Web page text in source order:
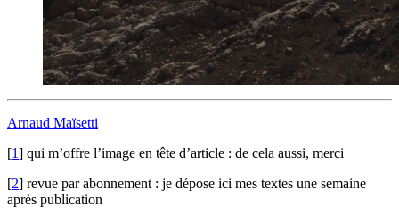
Arnaud Maïsetti
[1] qui m’offre l’image en tête d’article : de cela aussi, merci
[2] revue par abonnement : je dépose ici mes textes une semaine
après publication